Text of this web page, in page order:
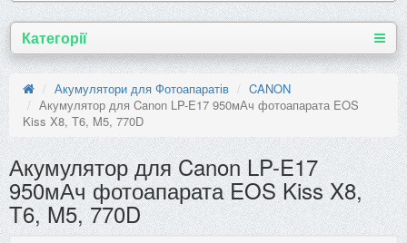
Категорії
Акумулятори для Фотоапаратів
CANON
Акумулятор для Canon LP-E17 950мАч фотоапарата EOS
Kiss X8, T6, M5, 770D
Акумулятор для Canon LP-E17
950мАч фотоапарата EOS Kiss X8,
T6, M5, 770D